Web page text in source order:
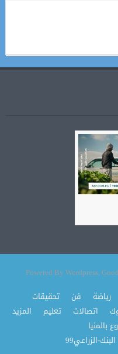
رياضة فن
تحقيقات
اتصالات تعليم
المزيد
بالمنيا
البنك-الزراعي99